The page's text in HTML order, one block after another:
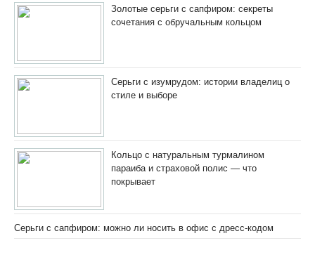
Золотые серьги с сапфиром: секреты
сочетания с обручальным кольцом
Серьги с изумрудом: истории владелиц о
стиле и выборе
Кольцо с натуральным турмалином
параиба и страховой полис — что
покрывает
Серьги с сапфиром: можно ли носить в офис с дресс-кодом